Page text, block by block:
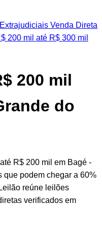
Extrajudiciais Venda Direta
200 mil até R$ 300 mil
200 mil
do
R$ 200 mil em Bagé -
que podem chegar a 60%
reúne leilões
verificados em